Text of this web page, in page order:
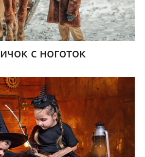
с ноготок